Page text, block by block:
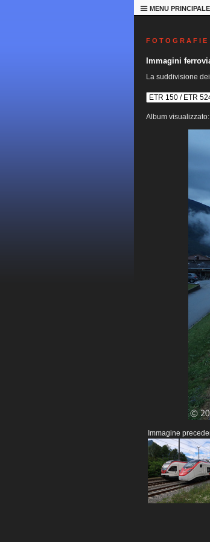
MENU PRINCIPALE
F O T O G R A F I E
Immagini
La suddivisione
Album visualizzato:
Immagine